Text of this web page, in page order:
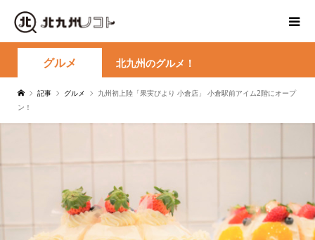
グルメ 北九州のグルメ！
記事 グルメ
九州初上陸「果実びより 小倉店」 小倉駅前アイム2階にオープ
ン！